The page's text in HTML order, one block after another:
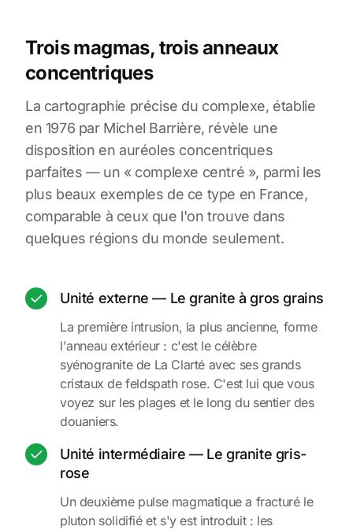
Trois magmas, trois anneaux
concentriques
La cartographie précise du complexe, établie
en 1976 par Michel Barrière, révèle une
disposition en auréoles concentriques
parfaites — un « complexe centré », parmi les
plus beaux exemples de ce type en France,
comparable à ceux que l'on trouve dans
quelques régions du monde seulement.
Unité externe — Le granite à gros grains
La première intrusion, la plus ancienne, forme
l'anneau extérieur : c'est le célèbre
syénogranite de La Clarté avec ses grands
cristaux de feldspath rose. C'est lui que vous
voyez sur les plages et le long du sentier des
douaniers.
Unité intermédiaire — Le granite gris-
rose
Un deuxième pulse magmatique a fracturé le
pluton solidifié et s'y est introduit : les